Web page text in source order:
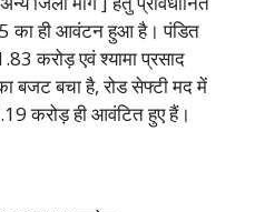
का ही आवंटन हुआ है। पंडित
करोड़ एवं श्यामा प्रसाद
बजट बचा है, रोड सेफ्टी मद में
करोड़ ही आवंटित हुए हैं।